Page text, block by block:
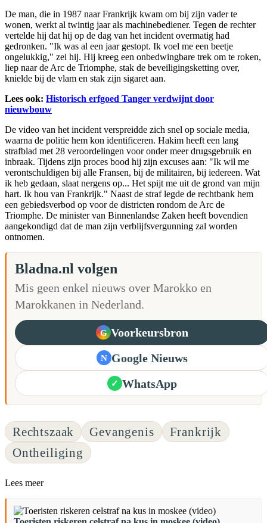
De man, die in 1987 naar Frankrijk kwam om bij zijn vader te
wonen, werkt al twintig jaar als machinebediener. Tegen de rechter
vertelde hij dat hij op de dag van het incident overmatig had
gedronken. "Ik was al een jaar gestopt. Ik voel me een beetje
ongelukkig," zei hij. Hij kreeg een onbedwingbare trek om te roken,
liep naar de Arc de Triomphe, stak de beveiligingsketting over,
knielde bij de vlam en stak zijn sigaret aan.
Lees ook: Historisch erfgoed Tanger verdwijnt door
nieuwbouw
De video van het incident verspreidde zich snel op sociale media,
waarna de politie hem kon identificeren. Hakim heeft een lang
strafblad met 28 veroordelingen voor onder meer drugsgebruik en
inbraak. Tijdens zijn proces bood hij zijn excuses aan: "Ik wil me
verontschuldigen bij alle Fransen, bij de militairen, bij iedereen. Wat
ik heb gedaan, slaat nergens op... Het spijt me uit de grond van mijn
hart. Ik hou van Frankrijk." Naast de straf legde de rechtbank hem
een gebiedsverbod op voor de districten rondom de Arc de
Triomphe. De minister van Binnenlandse Zaken heeft bovendien
aangekondigd dat de man zijn verblijfsvergunning zal worden
ontnomen.
Bladna.nl volgen
Mis geen enkel nieuws over Marokko en
Marokkanen in Nederland.
G Voorkeursbron
N Google Nieuws
✓ WhatsApp
Rechtszaak Gevangenis
Frankrijk
Ontheiliging
Lees meer